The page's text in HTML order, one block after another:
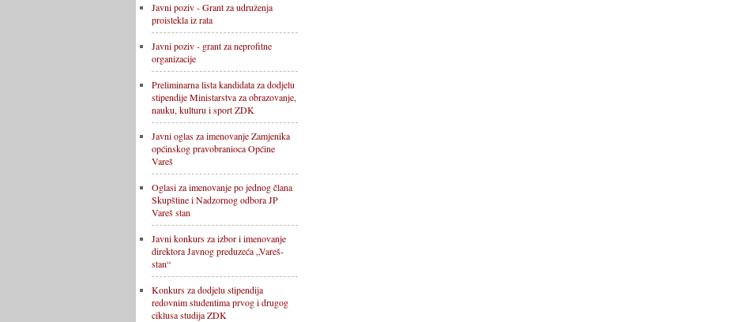
Javni poziv - Grant za udruženja
proistekla iz rata
Javni poziv - grant za neprofitne
organizacije
Preliminarna lista kandidata za dodjelu
stipendije Ministarstva za obrazovanje,
nauku, kulturu i sport ZDK
Javni oglas za imenovanje Zamjenika
općinskog pravobranioca Općine
Vareš
Oglasi za imenovanje po jednog člana
Skupštine i Nadzornog odbora JP
Vareš stan
Javni konkurs za izbor i imenovanje
direktora Javnog preduzeća „Vareš-
stan“
Konkurs za dodjelu stipendija
redovnim studentima prvog i drugog
ciklusa studija ZDK